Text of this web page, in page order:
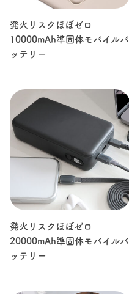
発火リスクほぼゼロ
10000mAh準固体モバイルバ
ッテリー
発火リスクほぼゼロ
20000mAh準固体モバイルバ
ッテリー